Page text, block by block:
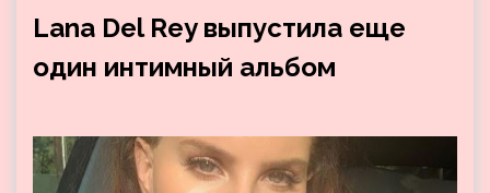
Lana Del Rey выпустила еще
один интимный альбом